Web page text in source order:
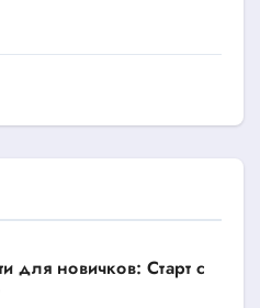
для новичков: Старт с